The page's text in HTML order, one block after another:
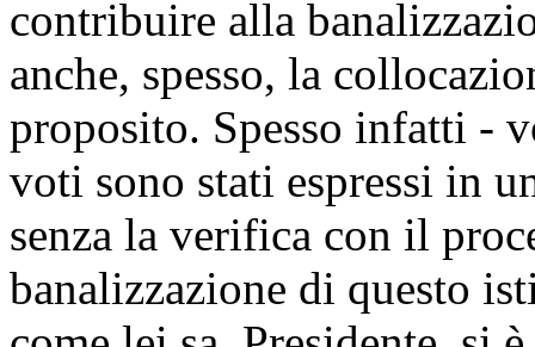
contribuire alla
anche, spesso, la
proposito. Spesso infatti -
voti sono stati espressi in
senza la verifica con il
banalizzazione di questo